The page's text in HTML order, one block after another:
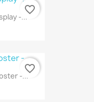
-...
favorite_border
-...
favorite_border